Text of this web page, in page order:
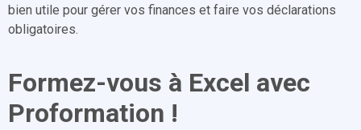
bien utile pour gérer vos finances et faire vos déclarations
obligatoires.
Formez-vous à Excel avec
Proformation !